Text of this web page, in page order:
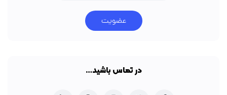
عضویت
در تماس باشید…